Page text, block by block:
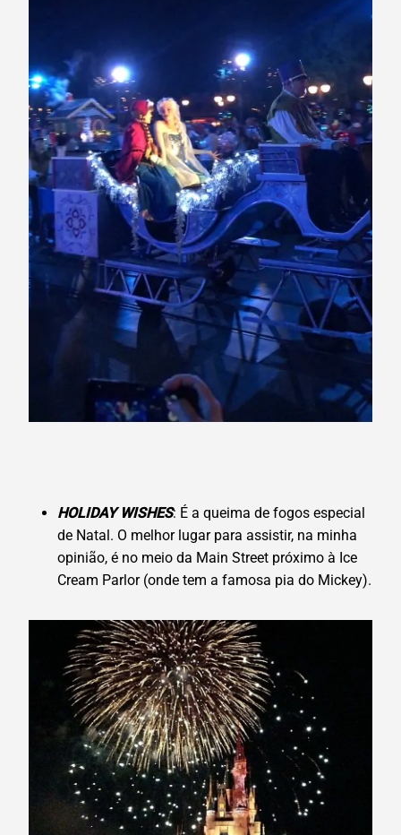
HOLIDAY WISHES: É a queima de fogos especial
de Natal. O melhor lugar para assistir, na minha
opinião, é no meio da Main Street próximo à Ice
Cream Parlor (onde tem a famosa pia do Mickey).